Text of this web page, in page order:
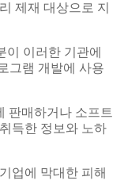
제재 대상으로 지
이 이러한 기관에
그램 개발에 사용
판매하거나 소프트
득한 정보와 노하
업에 막대한 피해